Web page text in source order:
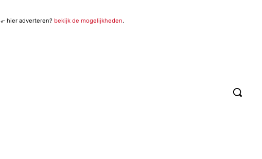
⬐ hier adverteren? bekijk de mogelijkheden.